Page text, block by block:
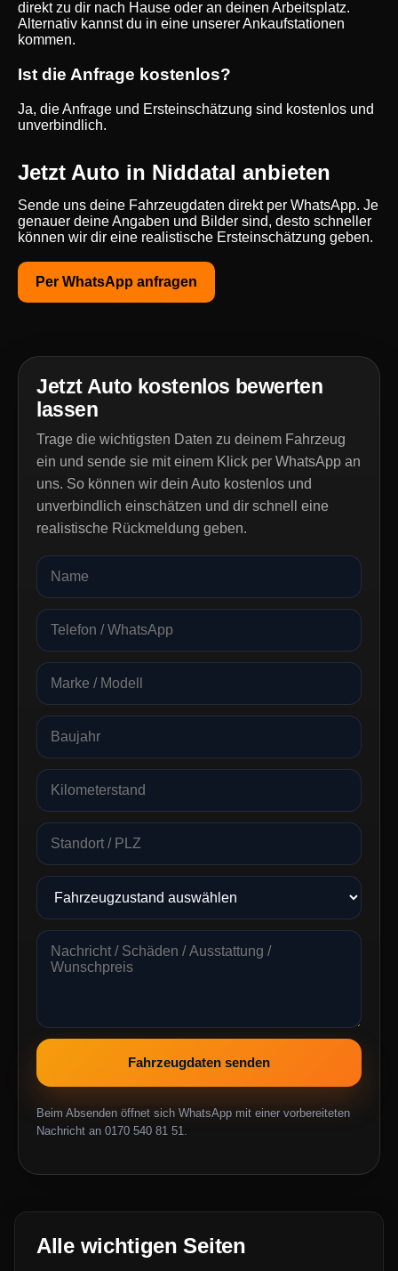
direkt zu dir nach Hause oder an deinen Arbeitsplatz.
Alternativ kannst du in eine unserer Ankaufstationen
kommen.
Ist die Anfrage kostenlos?
Ja, die Anfrage und Ersteinschätzung sind kostenlos und
unverbindlich.
Jetzt Auto in Niddatal anbieten
Sende uns deine Fahrzeugdaten direkt per WhatsApp. Je
genauer deine Angaben und Bilder sind, desto schneller
können wir dir eine realistische Ersteinschätzung geben.
Per WhatsApp anfragen
Jetzt Auto kostenlos bewerten
lassen
Trage die wichtigsten Daten zu deinem Fahrzeug
ein und sende sie mit einem Klick per WhatsApp an
uns. So können wir dein Auto kostenlos und
unverbindlich einschätzen und dir schnell eine
realistische Rückmeldung geben.
Fahrzeugdaten senden
Beim Absenden öffnet sich WhatsApp mit einer vorbereiteten
Nachricht an 0170 540 81 51.
Alle wichtigen Seiten